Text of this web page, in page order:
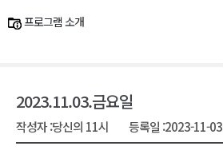
프로그램 소개
2023.11.03.금요일
작성자 :당신의 11시 등록일 :2023-11-03